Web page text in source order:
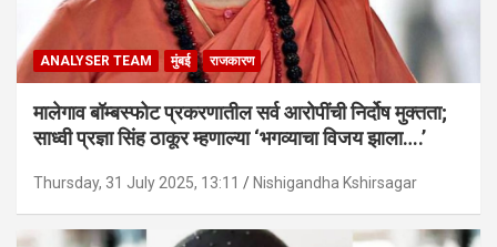
ANALYSER TEAM मुंबई राजकारण
मालेगाव बॉम्बस्फोट प्रकरणातील सर्व आरोपींची निर्दोष मुक्तता;
साध्वी प्रज्ञा सिंह ठाकूर म्हणाल्या ‘भगव्याचा विजय झाला….’
Thursday, 31 July 2025, 13:11 Nishigandha Kshirsagar